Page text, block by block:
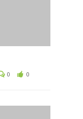
0 0